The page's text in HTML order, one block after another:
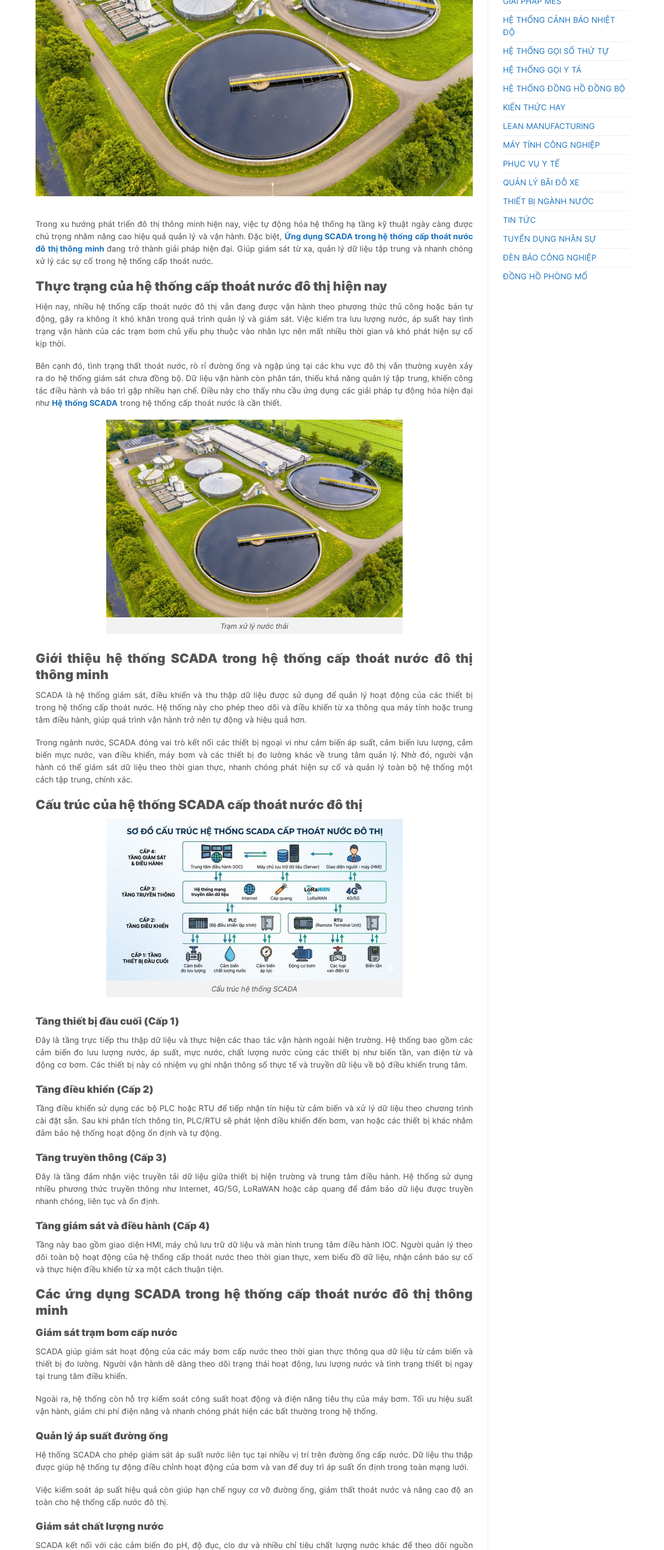
Trong xu hướng phát triển đô thị thông minh hiện nay, việc tự động hóa hệ thống hạ tầng kỹ thuật ngày càng được
chú trọng nhằm nâng cao hiệu quả quản lý và vận hành. Đặc biệt, Ứng dụng SCADA trong hệ thống cấp thoát nước
đô thị thông minh đang trở thành giải pháp hiện đại. Giúp giám sát từ xa, quản lý dữ liệu tập trung và nhanh chóng
xử lý các sự cố trong hệ thống cấp thoát nước.
Thực trạng của hệ thống cấp thoát nước đô thị hiện nay
Hiện nay, nhiều hệ thống cấp thoát nước đô thị vẫn đang được vận hành theo phương thức thủ công hoặc bán tự
động, gây ra không ít khó khăn trong quá trình quản lý và giám sát. Việc kiểm tra lưu lượng nước, áp suất hay tình
trạng vận hành của các trạm bơm chủ yếu phụ thuộc vào nhân lực nên mất nhiều thời gian và khó phát hiện sự cố
kịp thời.
Bên cạnh đó, tình trạng thất thoát nước, rò rỉ đường ống và ngập úng tại các khu vực đô thị vẫn thường xuyên xảy
ra do hệ thống giám sát chưa đồng bộ. Dữ liệu vận hành còn phân tán, thiếu khả năng quản lý tập trung, khiến công
tác điều hành và bảo trì gặp nhiều hạn chế. Điều này cho thấy nhu cầu ứng dụng các giải pháp tự động hóa hiện đại
như Hệ thống SCADA trong hệ thống cấp thoát nước là cần thiết.
Trạm xử lý nước thải
Giới thiệu hệ thống SCADA trong hệ thống cấp thoát nước đô thị
thông minh
SCADA là hệ thống giám sát, điều khiển và thu thập dữ liệu được sử dụng để quản lý hoạt động của các thiết bị
trong hệ thống cấp thoát nước. Hệ thống này cho phép theo dõi và điều khiển từ xa thông qua máy tính hoặc trung
tâm điều hành, giúp quá trình vận hành trở nên tự động và hiệu quả hơn.
Trong ngành nước, SCADA đóng vai trò kết nối các thiết bị ngoại vi như cảm biến áp suất, cảm biến lưu lượng, cảm
biến mực nước, van điều khiển, máy bơm và các thiết bị đo lường khác về trung tâm quản lý. Nhờ đó, người vận
hành có thể giám sát dữ liệu theo thời gian thực, nhanh chóng phát hiện sự cố và quản lý toàn bộ hệ thống một
cách tập trung, chính xác.
Cấu trúc của hệ thống SCADA cấp thoát nước đô thị
Cấu trúc hệ thống SCADA
Tầng thiết bị đầu cuối (Cấp 1)
Đây là tầng trực tiếp thu thập dữ liệu và thực hiện các thao tác vận hành ngoài hiện trường. Hệ thống bao gồm các
cảm biến đo lưu lượng nước, áp suất, mực nước, chất lượng nước cùng các thiết bị như biến tần, van điện từ và
động cơ bơm. Các thiết bị này có nhiệm vụ ghi nhận thông số thực tế và truyền dữ liệu về bộ điều khiển trung tâm.
Tầng điều khiển (Cấp 2)
Tầng điều khiển sử dụng các bộ PLC hoặc RTU để tiếp nhận tín hiệu từ cảm biến và xử lý dữ liệu theo chương trình
cài đặt sẵn. Sau khi phân tích thông tin, PLC/RTU sẽ phát lệnh điều khiển đến bơm, van hoặc các thiết bị khác nhằm
đảm bảo hệ thống hoạt động ổn định và tự động.
Tầng truyền thông (Cấp 3)
Đây là tầng đảm nhận việc truyền tải dữ liệu giữa thiết bị hiện trường và trung tâm điều hành. Hệ thống sử dụng
nhiều phương thức truyền thông như Internet, 4G/5G, LoRaWAN hoặc cáp quang để đảm bảo dữ liệu được truyền
nhanh chóng, liên tục và ổn định.
Tầng giám sát và điều hành (Cấp 4)
Tầng này bao gồm giao diện HMI, máy chủ lưu trữ dữ liệu và màn hình trung tâm điều hành IOC. Người quản lý theo
dõi toàn bộ hoạt động của hệ thống cấp thoát nước theo thời gian thực, xem biểu đồ dữ liệu, nhận cảnh báo sự cố
và thực hiện điều khiển từ xa một cách thuận tiện.
Các ứng dụng SCADA trong hệ thống cấp thoát nước đô thị thông
minh
Giám sát trạm bơm cấp nước
SCADA giúp giám sát hoạt động của các máy bơm cấp nước theo thời gian thực thông qua dữ liệu từ cảm biến và
thiết bị đo lường. Người vận hành dễ dàng theo dõi trạng thái hoạt động, lưu lượng nước và tình trạng thiết bị ngay
tại trung tâm điều khiển.
Ngoài ra, hệ thống còn hỗ trợ kiểm soát công suất hoạt động và điện năng tiêu thụ của máy bơm. Tối ưu hiệu suất
vận hành, giảm chi phí điện năng và nhanh chóng phát hiện các bất thường trong hệ thống.
Quản lý áp suất đường ống
Hệ thống SCADA cho phép giám sát áp suất nước liên tục tại nhiều vị trí trên đường ống cấp nước. Dữ liệu thu thập
được giúp hệ thống tự động điều chỉnh hoạt động của bơm và van để duy trì áp suất ổn định trong toàn mạng lưới.
Việc kiểm soát áp suất hiệu quả còn giúp hạn chế nguy cơ vỡ đường ống, giảm thất thoát nước và nâng cao độ an
toàn cho hệ thống cấp nước đô thị.
Giám sát chất lượng nước
SCADA kết nối với các cảm biến đo pH, độ đục, clo dư và nhiều chỉ tiêu chất lượng nước khác để theo dõi nguồn
HỆ THỐNG CẢNH BÁO NHIỆT
ĐỘ
HỆ THỐNG GỌI SỐ THỨ TỰ
HỆ THỐNG GỌI Y TÁ
HỆ THỐNG ĐỒNG HỒ ĐỒNG BỘ
KIẾN THỨC HAY
LEAN MANUFACTURING
MÁY TÍNH CÔNG NGHIỆP
PHỤC VỤ Y TẾ
QUẢN LÝ BÃI ĐỖ XE
THIẾT BỊ NGÀNH NƯỚC
TIN TỨC
TUYỂN DỤNG NHÂN SỰ
ĐÈN BÁO CÔNG NGHIỆP
ĐỒNG HỒ PHÒNG MỔ